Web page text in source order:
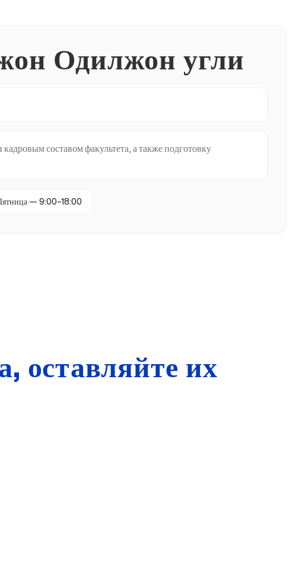
Одилжон угли
составом факультета, а также подготовку
— 9:00–18:00
оставляйте их